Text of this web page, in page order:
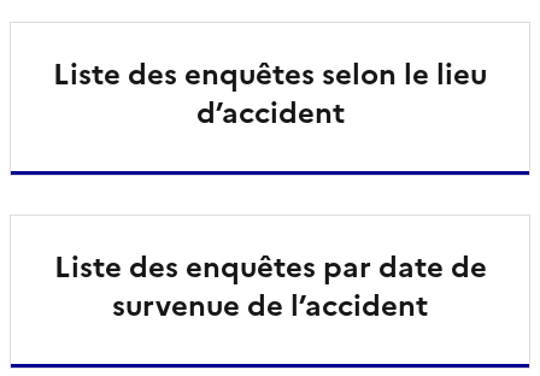
Liste des enquêtes selon le lieu
d’accident
Liste des enquêtes par date de
survenue de l’accident